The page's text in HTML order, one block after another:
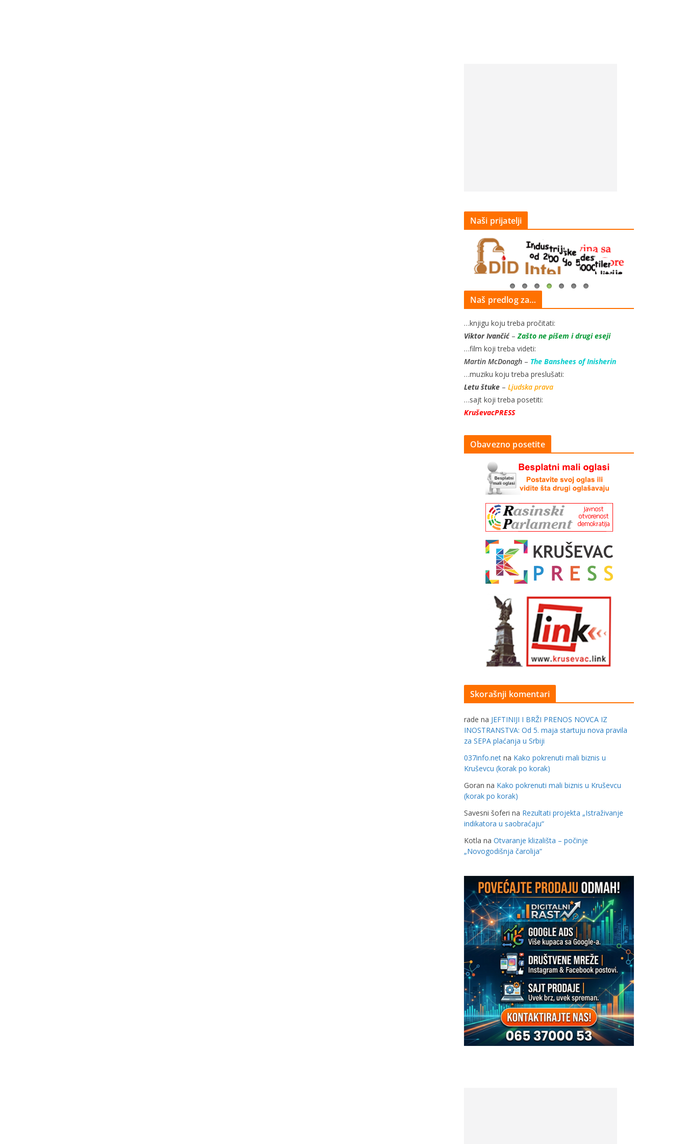
Naši prijatelji
Naš predlog za…
…knjigu koju treba pročitati:
Viktor Ivančić– Zašto ne pišem i drugi eseji
…film koji treba videti:
Martin McDonagh – The Banshees of Inisherin
…muziku koju treba preslušati:
Letu štuke – Ljudska prava
…sajt koji treba posetiti:
KruševacPRESS
Obavezno posetite
Skorašnji komentari
rade na JEFTINIJI I BRŽI PRENOS NOVCA IZ
INOSTRANSTVA: Od 5. maja startuju nova pravila
za SEPA plaćanja u Srbiji
037info.net na Kako pokrenuti mali biznis u
Kruševcu (korak po korak)
Goran na Kako pokrenuti mali biznis u Kruševcu
(korak po korak)
Savesni šoferi na Rezultati projekta „Istraživanje
indikatora u saobraćaju“
Kotla na Otvaranje klizališta – počinje
„Novogodišnja čarolija“